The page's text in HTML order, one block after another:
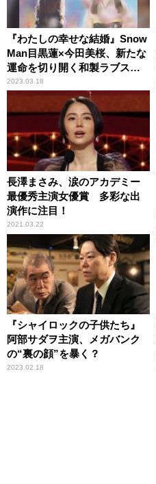
『わたしの幸せな結婚』Snow
Man目黒蓮×今田美桜、新たな
運命を切り開く和製ラブスト
ーリー
2023.03.18
長澤まさみ、涙のアカデミー
最優秀主演女優賞 多彩な出
演作に注目！
2021.03.22
『シャイロックの子供たち』
阿部サダヲ主演、メガバンク
の“裏の顔”を暴く？
2023.02.18